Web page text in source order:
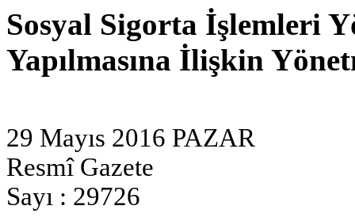
Sosyal Sigorta İşlemleri
Yapılmasına İlişkin
29 Mayıs 2016 PAZAR
Resmî Gazete
Sayı : 29726